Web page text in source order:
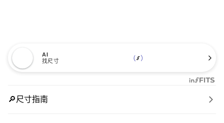
AI
找尺寸
🔎尺寸指南